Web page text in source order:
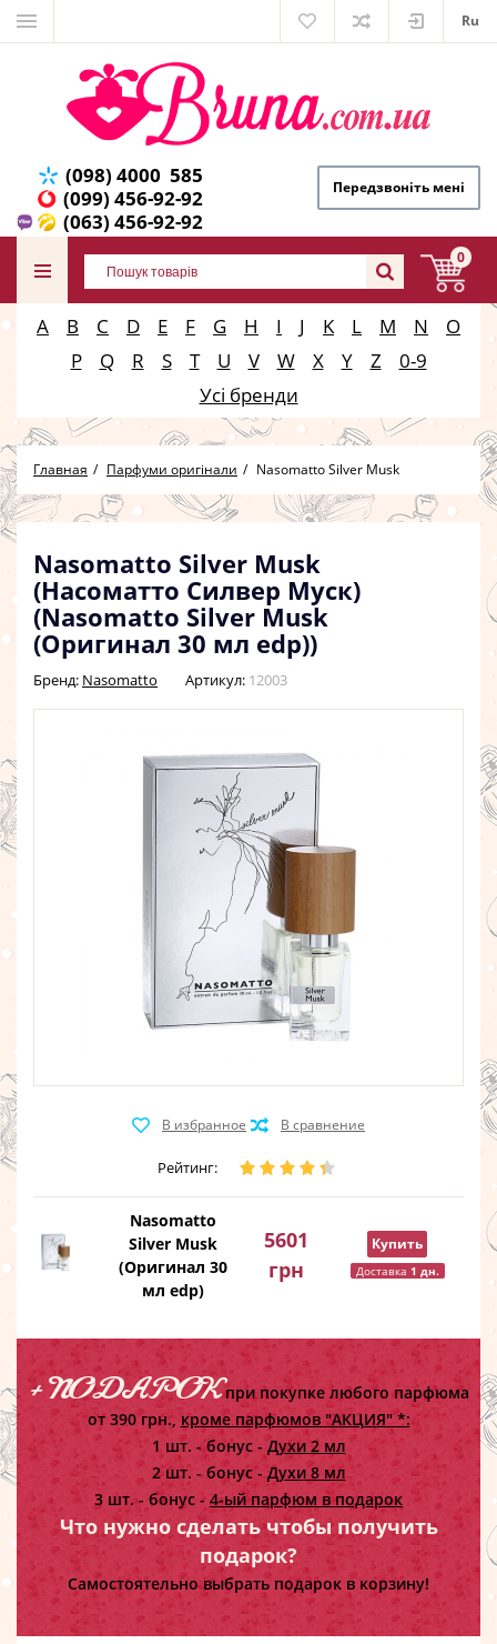
Ru
(098) 4000 585
(099) 456-92-92
(063) 456-92-92
Передзвоніть мені
0
A B C D E F G H I J K L M N
O
P
Q R S T U V W X Y Z
0-9
Усі бренди
Главная Парфуми оригінали Nasomatto Silver Musk
Nasomatto Silver Musk
(Насоматто Силвер Муск)
(Nasomatto Silver Musk
(Оригинал 30 мл edp))
Бренд: Nasomatto Артикул: 12003
Рейтинг:
Nasomatto
Silver Musk
(Оригинал 30
мл edp)
5601
грн
Купить
Доставка 1 дн.
+ ПОДАРОКпри покупке любого парфюма
от 390 грн., кроме парфюмов "АКЦИЯ" *:
1 шт. - бонус - Духи 2 мл
2 шт. - бонус -Духи 8 мл
3 шт. - бонус - 4-ый парфюм в подарок
Что нужно сделать чтобы получить
подарок?
Самостоятельно выбрать подарок в корзину!